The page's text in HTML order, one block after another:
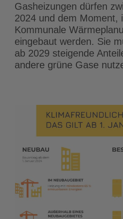
Gasheizungen dürfen
2024 und dem Moment,
Kommunale
eingebaut werden. Sie
ab 2029 steigende
andere grüne Gase